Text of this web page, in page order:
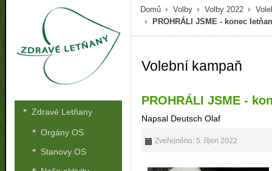
Domů Volby Volby 2022
PROHRÁLI JSME - konec
Volební kampaň
PROHRÁLI JSME -
Napsal Deutsch Olaf
Zveřejněno: 5. říjen 2022
Zdravé Letňany
Orgány OS
Stanovy OS